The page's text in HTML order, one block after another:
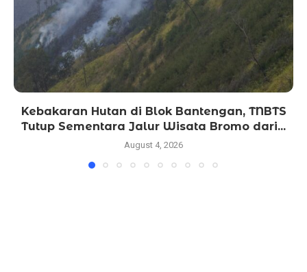
Kebakaran Hutan di Blok Bantengan, TNBTS
Tutup Sementara Jalur Wisata Bromo dari...
August 4, 2026